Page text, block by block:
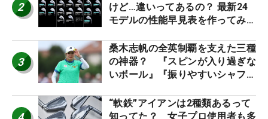
2
けど…違いってあるの？ 最新24
モデルの性能早見表を作ってみ
3
桑木志帆の全英制覇を支えた三種
の神器？ 『スピンが入り過ぎな
いボール』『振りやすいシャフ
ー』 #女子プロセッティング
“軟鉄”アイアンは2種類あるって
知ってた？ 女子プロ使用者も多